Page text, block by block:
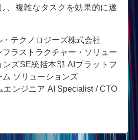
、複雑なタスクを効果的に遂
・テクノロジーズ株式会社
フラストラクチャー・ソリュー
ンズSE統括本部 AIプラットフ
ム ソリューションズ
エンジニア AI Specialist / CTO